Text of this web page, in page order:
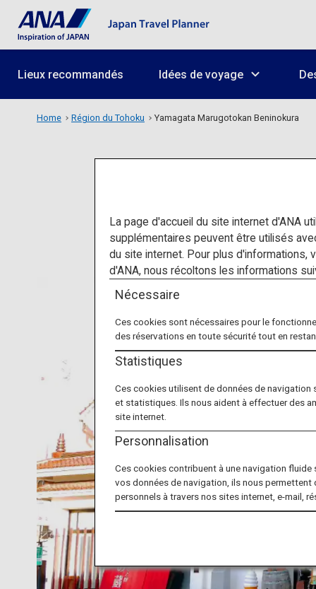
Lieux recommandés Idées de voyage
Home Région du Tohoku Yamagata Marugotokan Beninokura
La page d'accueil du site internet d'ANA
supplémentaires peuvent être utilisés
du site internet. Pour plus d'informations,
d'ANA, nous récoltons les informations
Nécessaire
Ces cookies sont nécessaires pour le
des réservations en toute sécurité tout en
Statistiques
Ces cookies utilisent de données de navigation
et statistiques. Ils nous aident à effectuer des
site internet.
Personnalisation
Ces cookies contribuent à une navigation
vos données de navigation, ils nous
personnels à travers nos sites internet, e-mail,